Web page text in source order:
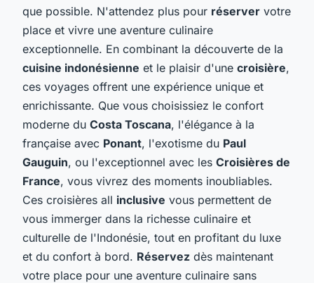
que possible. N'attendez plus pour réserver votre
place et vivre une aventure culinaire
exceptionnelle. En combinant la découverte de la
cuisine indonésienne et le plaisir d'une croisière,
ces voyages offrent une expérience unique et
enrichissante. Que vous choisissiez le confort
moderne du Costa Toscana, l'élégance à la
française avec Ponant, l'exotisme du Paul
Gauguin, ou l'exceptionnel avec les Croisières de
France, vous vivrez des moments inoubliables.
Ces croisières all inclusive vous permettent de
vous immerger dans la richesse culinaire et
culturelle de l'Indonésie, tout en profitant du luxe
et du confort à bord. Réservez dès maintenant
votre place pour une aventure culinaire sans